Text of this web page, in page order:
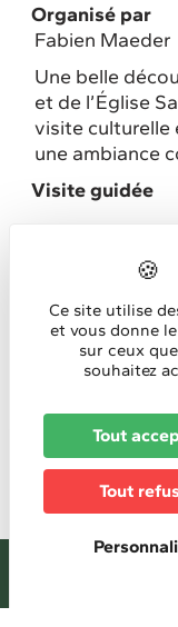
Organisé par
Fabien Maeder
Une belle
et de l’Église
visite culturelle
une ambiance
Visite guidée
15h
Tarifs
30€/p
Réservation
Réservation
Ce site utilise
et vous donne
sur ceux
souhaitez
Tout
Tout